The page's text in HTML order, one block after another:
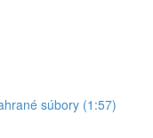
súbory (1:57)